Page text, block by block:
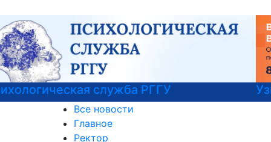
Узнайте все о поступлении!
Все новости
Главное
Ректор